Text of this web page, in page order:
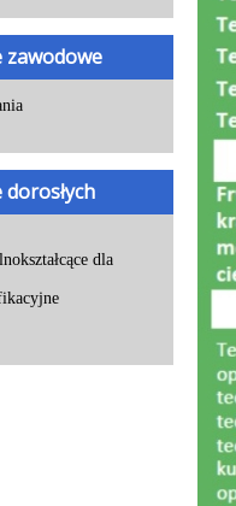
zawodowe
dorosłych
dla